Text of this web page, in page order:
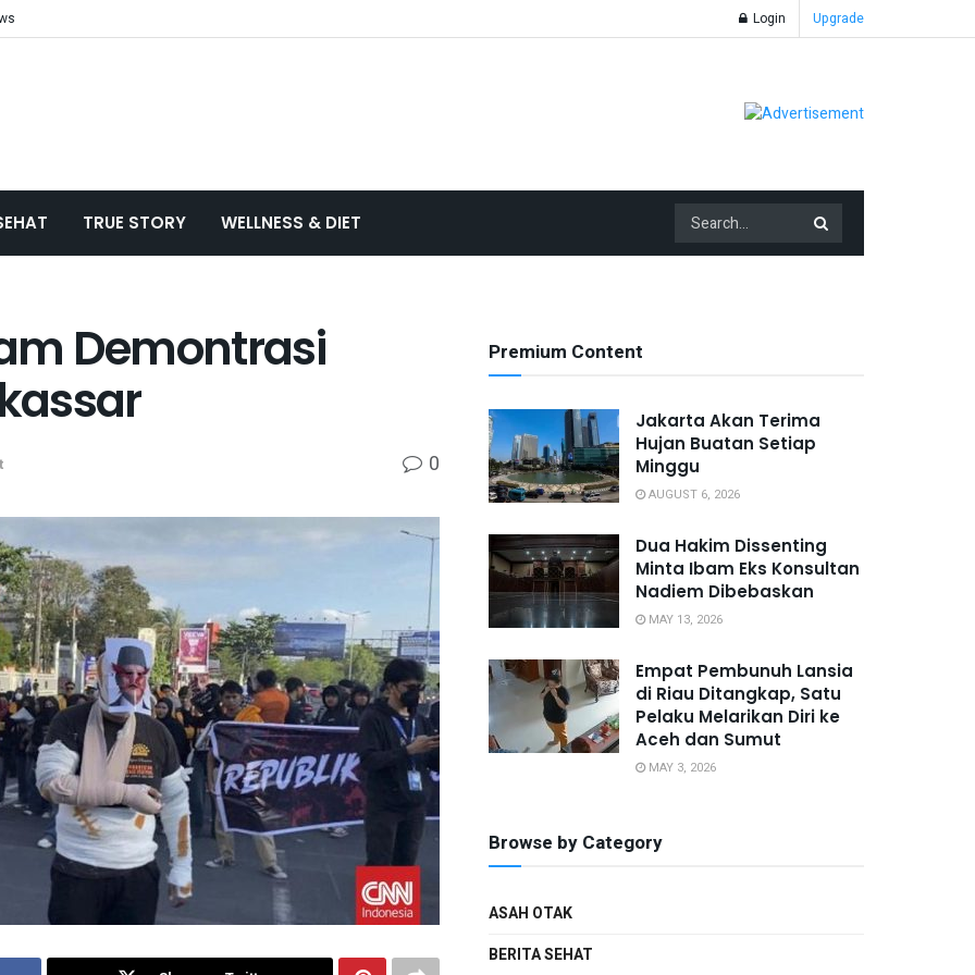
Login Upgrade
TRUE STORY WELLNESS & DIET
Demontrasi
0
Premium Content
Jakarta Akan Terima
Hujan Buatan Setiap
Minggu
AUGUST 6, 2026
Dua Hakim Dissenting
Minta Ibam Eks Konsultan
Nadiem Dibebaskan
MAY 13, 2026
Empat Pembunuh Lansia
di Riau Ditangkap, Satu
Pelaku Melarikan Diri ke
Aceh dan Sumut
MAY 3, 2026
Browse by Category
ASAH OTAK
BERITA SEHAT